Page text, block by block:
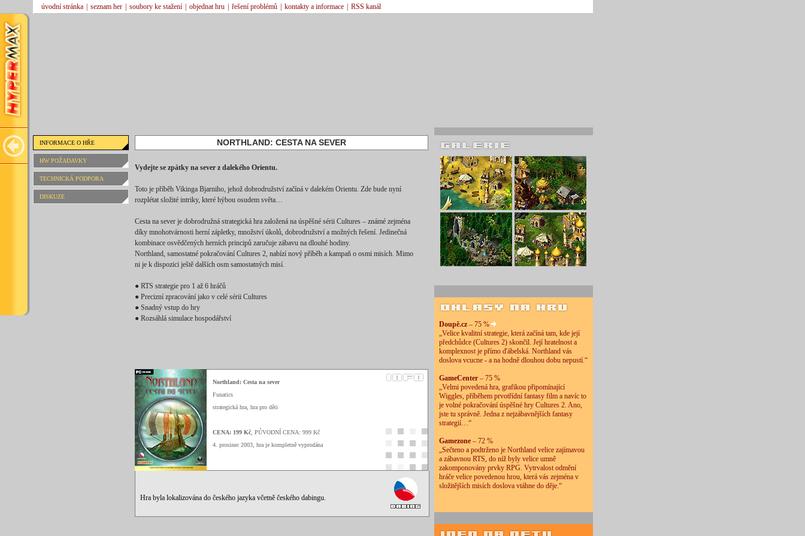
úvodní stránka seznam her soubory ke stažení objednat hru řešení problémů kontakty a informace RSS kanál
INFORMACE O HŘE
HW POŽADAVKY
TECHNICKÁ PODPORA
DISKUZE
NORTHLAND: CESTA NA SEVER
Vydejte se zpátky na sever z dalekého Orientu.
Toto je příběh Vikinga Bjarniho, jehož dobrodružství začíná v dalekém Orientu. Zde bude nyní
rozplétat složité intriky, které hýbou osudem světa…
Cesta na sever je dobrodružná strategická hra založená na úspěšné sérii Cultures – známé zejména
díky mnohotvárnosti herní zápletky, množství úkolů, dobrodružství a možných řešení. Jedinečná
kombinace osvědčených herních principů zaručuje zábavu na dlouhé hodiny.
Northland, samostatné pokračování Cultures 2, nabízí nový příběh a kampaň o osmi misích. Mimo
ni je k dispozici ještě dalších osm samostatných misí.
● RTS strategie pro 1 až 6 hráčů
● Precizní zpracování jako v celé sérii Cultures
● Snadný vstup do hry
● Rozsáhlá simulace hospodářství
Northland: Cesta na sever
Funatics
strategická hra, hra pro děti
CENA: 199 Kč , PŮVODNÍ CENA: 999 Kč
4. prosinec 2003, hra je kompletně vyprodána
Hra byla lokalizována do českého jazyka včetně českého dabingu.
Doupě.cz – 75 %
„Velice kvalitní strategie, která začíná tam, kde její
předchůdce (Cultures 2) skončil. Její hratelnost a
komplexnost je přímo ďábelská. Northland vás
doslova vcucne - a na hodně dlouhou dobu nepustí.“
GameCenter – 75 %
„Velmi povedená hra, grafikou připomínající
Wiggles, příběhem prvotřídní fantasy film a navíc to
je volné pokračování úspěšné hry Cultures 2. Ano,
jste tu správně. Jedna z nejzábavnějších fantasy
strategií…“
Gamezone – 72 %
„Sečteno a podtrženo je Northland velice zajímavou
a zábavnou RTS, do níž byly velice umně
zakomponovány prvky RPG. Vytrvalost odmění
hráče velice povedenou hrou, která vás zejména v
složitějších misích doslova vtáhne do děje.“